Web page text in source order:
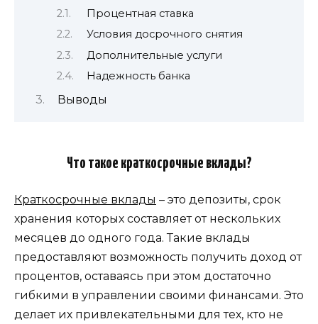
Процентная ставка
Условия досрочного снятия
Дополнительные услуги
Надежность банка
Выводы
Что такое краткосрочные вклады?
Краткосрочные вклады – это депозиты, срок
хранения которых составляет от нескольких
месяцев до одного года. Такие вклады
предоставляют возможность получить доход от
процентов, оставаясь при этом достаточно
гибкими в управлении своими финансами. Это
делает их привлекательными для тех, кто не